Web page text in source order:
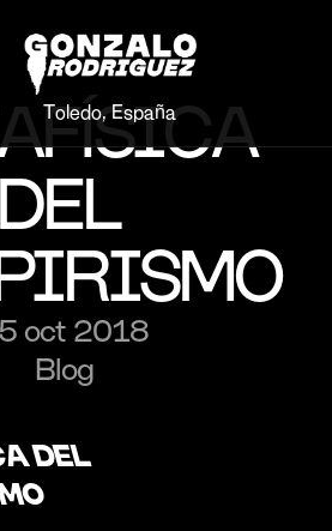
Toledo, España
DEL
oct 2018
Blog
DEL